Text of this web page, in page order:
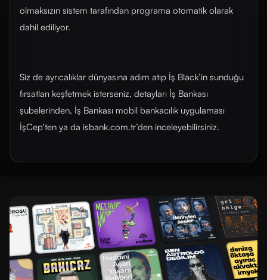
olmaksızın sistem tarafından programa otomatik olarak
dahil ediliyor.
Siz de ayrıcalıklar dünyasına adım atıp İş Black’in sunduğu
fırsatları keşfetmek isterseniz, detayları İş Bankası
şubelerinden, İş Bankası mobil bankacılık uygulaması
İşCep'ten ya da isbank.com.tr’den inceleyebilirsiniz.